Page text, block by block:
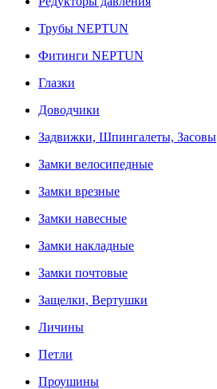
Трубы NEPTUN
Фитинги NEPTUN
Глазки
Доводчики
Задвижки, Шпингалеты, Засовы
Замки велосипедные
Замки врезные
Замки навесные
Замки накладные
Замки почтовые
Защелки, Вертушки
Личины
Петли
Проушины